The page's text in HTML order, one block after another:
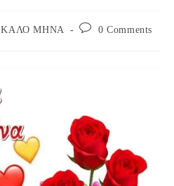
ΚΑΛΟ ΜΗΝΑ
Post 0 Comments